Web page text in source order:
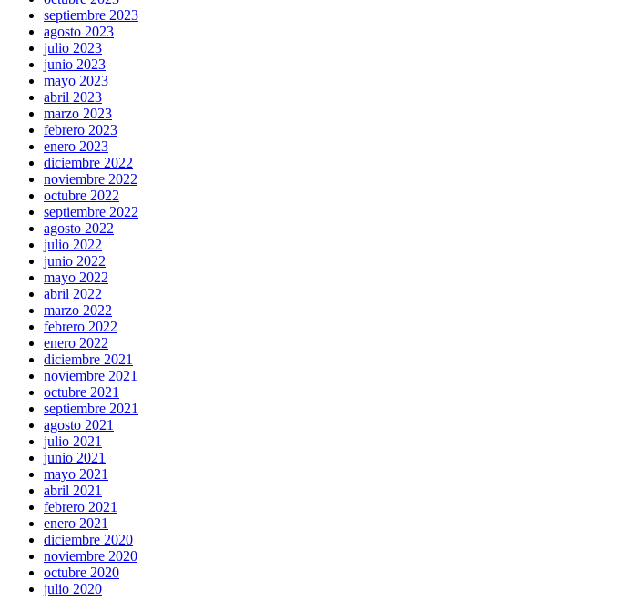
septiembre 2023
agosto 2023
julio 2023
junio 2023
mayo 2023
abril 2023
marzo 2023
febrero 2023
enero 2023
diciembre 2022
noviembre 2022
octubre 2022
septiembre 2022
agosto 2022
julio 2022
junio 2022
mayo 2022
abril 2022
marzo 2022
febrero 2022
enero 2022
diciembre 2021
noviembre 2021
octubre 2021
septiembre 2021
agosto 2021
julio 2021
junio 2021
mayo 2021
abril 2021
febrero 2021
enero 2021
diciembre 2020
noviembre 2020
octubre 2020
julio 2020